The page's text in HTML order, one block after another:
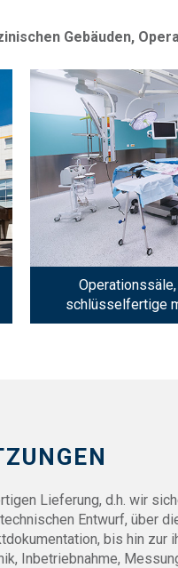
Gebäuden,
schlüsselfertige
Lieferung, d.h. wir
Entwurf, über
bis hin zur
Inbetriebnahme,